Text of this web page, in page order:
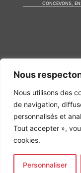
Nous
Nous utilisons des
de navigation,
personnalisés et
Tout accepter »,
cookies.
Personnaliser
CONCEVONS,
Bureau d'études
Bureau d'études